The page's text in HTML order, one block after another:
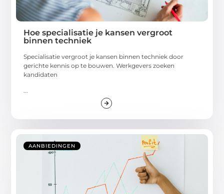
Hoe specialisatie je kansen vergroot
binnen techniek
Specialisatie vergroot je kansen binnen techniek door
gerichte kennis op te bouwen. Werkgevers zoeken
kandidaten
...
AANBIEDINGEN